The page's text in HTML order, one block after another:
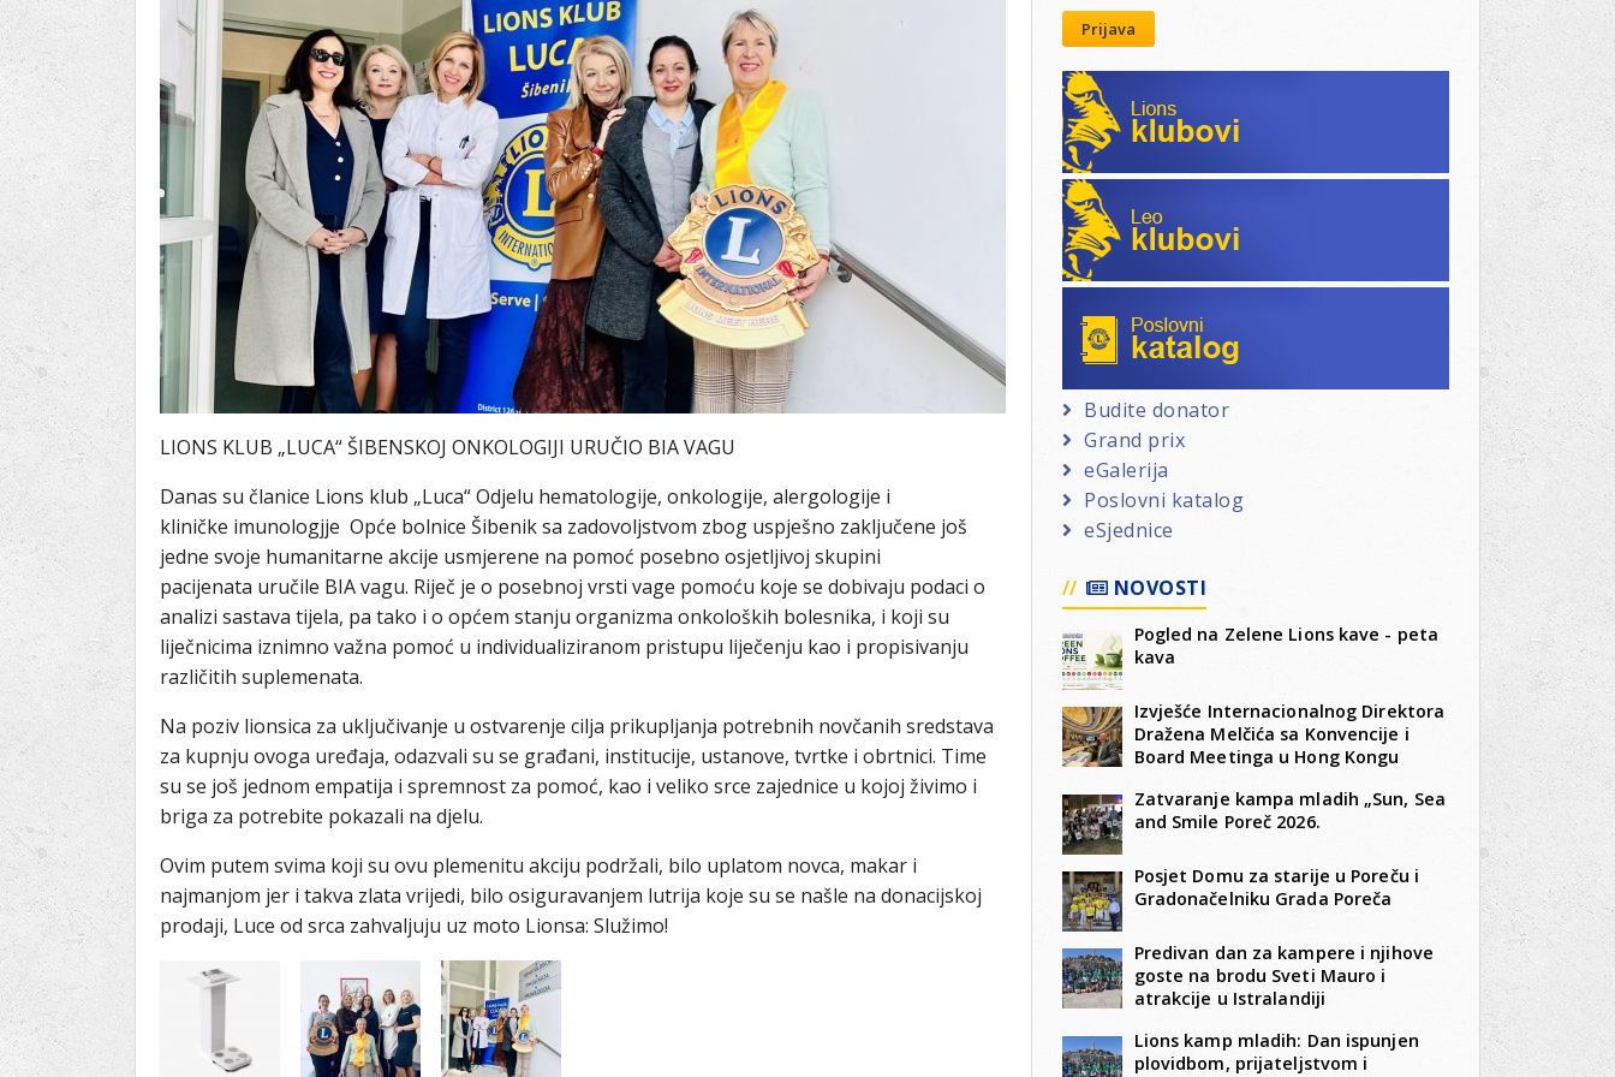
Lions International
Club finder
Podaci o LEO D-126 i kontakt
LIONS KLUB „LUCA“ ŠIBENSKOJ ONKOLOGIJI URUČIO BIA VAGU
Danas su članice Lions klub „Luca“ Odjelu hematologije, onkologije, alergologije i
kliničke imunologjje Opće bolnice Šibenik sa zadovoljstvom zbog uspješno zaključene još
jedne svoje humanitarne akcije usmjerene na pomoć posebno osjetljivoj skupini
pacijenata uručile BIA vagu. Riječ je o posebnoj vrsti vage pomoću koje se dobivaju podaci o
analizi sastava tijela, pa tako i o općem stanju organizma onkoloških bolesnika, i koji su
liječnicima iznimno važna pomoć u individualiziranom pristupu liječenju kao i propisivanju
različitih suplemenata.
Na poziv lionsica za uključivanje u ostvarenje cilja prikupljanja potrebnih novčanih sredstava
za kupnju ovoga uređaja, odazvali su se građani, institucije, ustanove, tvrtke i obrtnici. Time
su se još jednom empatija i spremnost za pomoć, kao i veliko srce zajednice u kojoj živimo i
briga za potrebite pokazali na djelu.
Ovim putem svima koji su ovu plemenitu akciju podržali, bilo uplatom novca, makar i
najmanjom jer i takva zlata vrijedi, bilo osiguravanjem lutrija koje su se našle na donacijskoj
prodaji, Luce od srca zahvaljuju uz moto Lionsa: Služimo!
Prijava
Lions klubovi
Leo klubovi
Budite donator
Grand prix
eGalerija
Poslovni katalog
eSjednice
NOVOSTI
Pogled na Zelene Lions kave - peta
kava
Izvješće Internacionalnog Direktora
Dražena Melčića sa Konvencije i
Board Meetinga u Hong Kongu
Zatvaranje kampa mladih „Sun, Sea
and Smile Poreč 2026.
Posjet Domu za starije u Poreču i
Gradonačelniku Grada Poreča
Predivan dan za kampere i njihove
goste na brodu Sveti Mauro i
atrakcije u Istralandiji
Lions kamp mladih: Dan ispunjen
plovidbom, prijateljstvom i